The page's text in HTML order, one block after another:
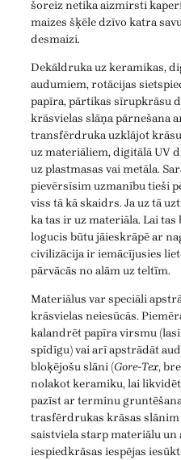
šoreiz netika aizmirsti
maizes šķēle dzīvo katra
desmaizi.
Dekāldruka uz keramikas,
audumiem, rotācijas
papīra, pārtikas sīrupkrāsu
krāsvielas slāņa pārnešana
transfērdruka uzklājot
uz materiāliem, digitālā UV
uz plastmasas vai metāla.
pievērsīsim uzmanību tieši
viss tā kā skaidrs. Ja uz tā
ka tas ir uz materiāla. Lai
logucis būtu jāieskrāpē ar
civilizācija ir iemācījusies
pārvācās no alām uz teltīm.
Materiālus var speciāli
krāsvielas neiesūcās.
kalandrēt papīra virsmu
spīdīgu) vai arī apstrādāt
bloķējošu slāni (Gore-Tex,
nolakot keramiku, lai
pazīst ar terminu
trasfērdrukas krāsas
saistviela starp materiālu un
iespiedkrāsas iespējas